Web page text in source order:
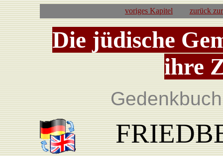
voriges Kapitel zurück
Die jüdische
ihre